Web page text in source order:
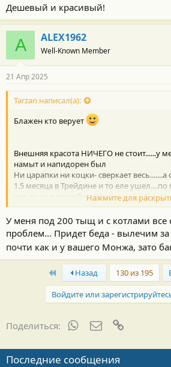
Дешевый и красивый!
A ALEX1962
Well-Known Member
21 Апр 2025
Tarzan написал(а):
Блажен кто верует
Внешняя красота НИЧЕГО не стоит......у
намыт и напидорен был
Ни царапки ни коцки- сверкает
1.5 месяца в Трейдине и то еле ушел....по
что то мне спасибо сказали.
1 или 5 котлом
А еще расходом в 18 литров
Нажмите для
У меня под 200 тыщ и с котлами все
проблем... Придет беда - вылечим за
почти как и у вашего Монжа, зато
First Назад 130 из 195
Войдите или
Поделиться: WhatsAppЭлектронная
Последние сообщения